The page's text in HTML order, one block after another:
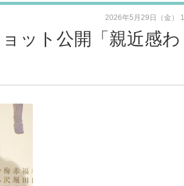
ット公開「親近感わ
2026年5月29日（金）